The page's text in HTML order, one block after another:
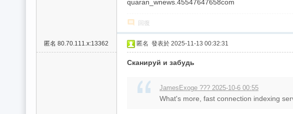
quaran_wnews.45547647658com
回復
匿名 80.70.111.x:13362 匿名 發表於 2025-11-13 00:32:31
Сканируй и забудь
JamesExoge ??? 2025-10-6 00:55
What's more, fast connection indexing